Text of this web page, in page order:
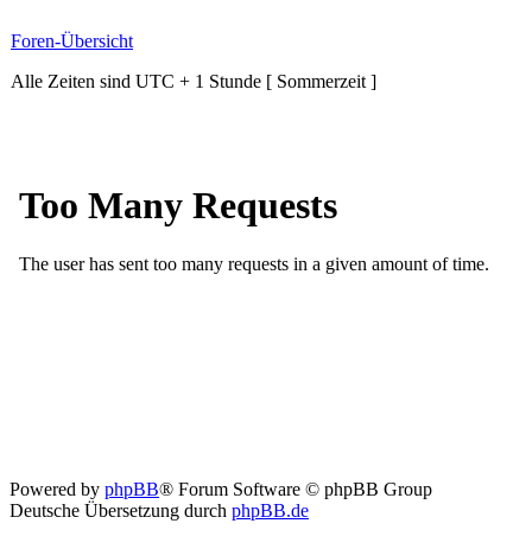
Foren-Übersicht
Alle Zeiten sind UTC + 1 Stunde [ Sommerzeit ]
Powered by phpBB® Forum Software © phpBB Group
Deutsche Übersetzung durch phpBB.de